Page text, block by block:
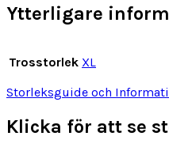
Ytterligare
Trosstorlek XL
Storleksguide och
Klicka för att se